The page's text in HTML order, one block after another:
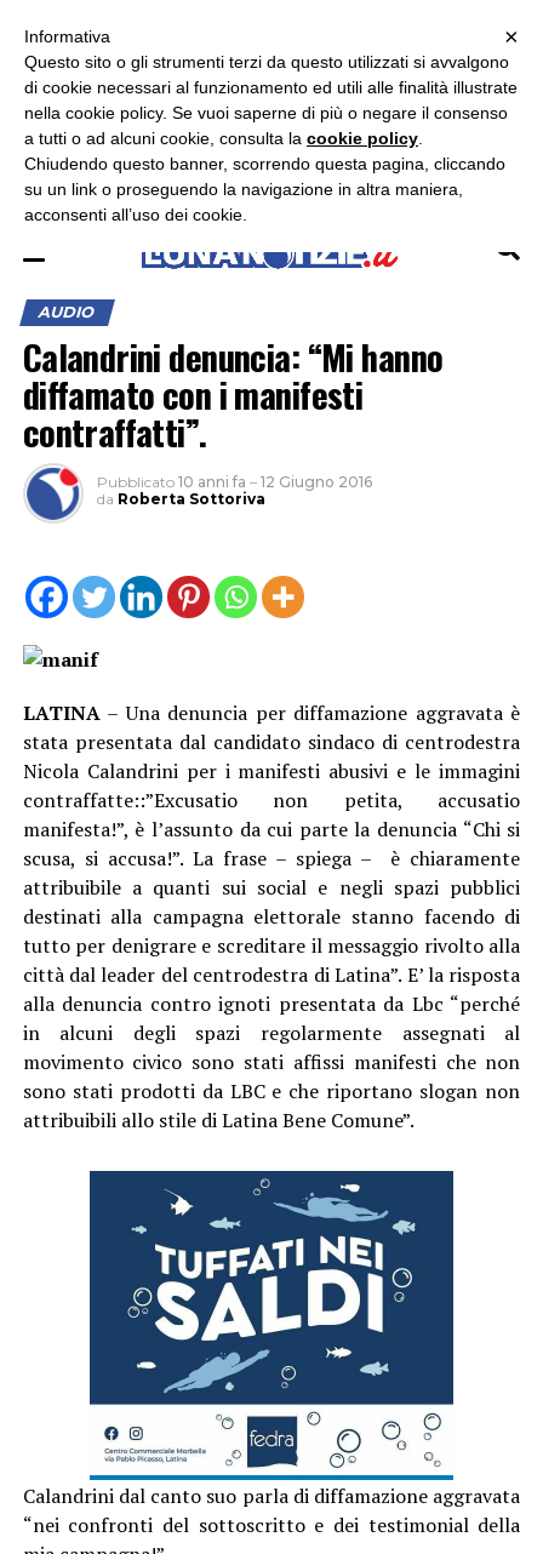
ASCOLTA RADIO LUNA
AUDIO
Calandrini denuncia: “Mi hanno
diffamato con i manifesti
contraffatti”.
Pubblicato 10 anni fa – 12 Giugno 2016
da Roberta Sottoriva
LATINA– Una denuncia per diffamazione aggravata è
stata presentata dal candidato sindaco di centrodestra
Nicola Calandrini per i manifesti abusivi e le immagini
contraffatte::”Excusatio non petita, accusatio
manifesta!”, è l’assunto da cui parte la denuncia “Chi si
scusa, si accusa!”. La frase – spiega – è chiaramente
attribuibile a quanti sui social e negli spazi pubblici
destinati alla campagna elettorale stanno facendo di
tutto per denigrare e screditare il messaggio rivolto alla
città dal leader del centrodestra di Latina”. E’ la risposta
alla denuncia contro ignoti presentata da Lbc “perché
in alcuni degli spazi regolarmente assegnati al
movimento civico sono stati affissi manifesti che non
sono stati prodotti da LBC e che riportano slogan non
attribuibili allo stile di Latina Bene Comune”.
Calandrini dal canto suo parla di diffamazione aggravata
“nei confronti del sottoscritto e dei testimonial della
×
×
Informativa
Questo sito o gli strumenti terzi da questo utilizzati si avvalgono
di cookie necessari al funzionamento ed utili alle finalità illustrate
nella cookie policy. Se vuoi saperne di più o negare il consenso
a tutti o ad alcuni cookie, consulta la cookie policy
Chiudendo questo banner, scorrendo questa pagina, cliccando
su un link o proseguendo la navigazione in altra maniera,
acconsenti all’uso dei cookie.